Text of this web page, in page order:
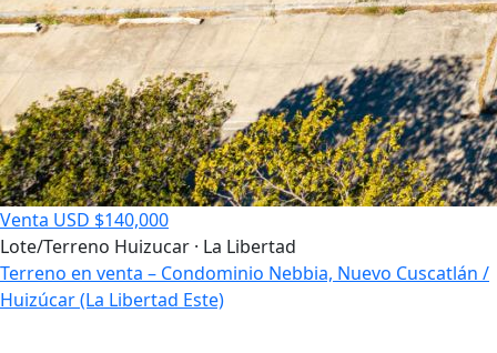
Venta USD $140,000
Lote/Terreno Huizucar · La Libertad
Terreno en venta – Condominio Nebbia, Nuevo Cuscatlán /
Huizúcar (La Libertad Este)